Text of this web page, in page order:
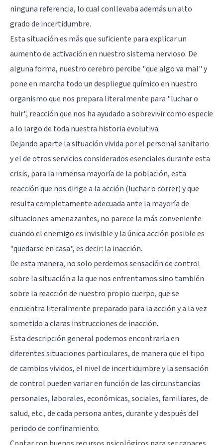
ninguna referencia, lo cual conllevaba además un alto
grado de incertidumbre.
Esta situación es más que suficiente para explicar un
aumento de activación en nuestro sistema nervioso. De
alguna forma, nuestro cerebro percibe "que algo va mal" y
pone en marcha todo un despliegue químico en nuestro
organismo que nos prepara literalmente para "luchar o
huir", reacción que nos ha ayudado a sobrevivir como especie
a lo largo de toda nuestra historia evolutiva.
Dejando aparte la situación vivida por el personal sanitario
y el de otros servicios considerados esenciales durante esta
crisis, para la inmensa mayoría de la población, esta
reacción que nos dirige a la acción (luchar o correr) y que
resulta completamente adecuada ante la mayoría de
situaciones amenazantes, no parece la más conveniente
cuando el enemigo es invisible y la única acción posible es
"quedarse en casa", es decir: la inacción.
De esta manera, no solo perdemos sensación de control
sobre la situación a la que nos enfrentamos sino también
sobre la reacción de nuestro propio cuerpo, que se
encuentra literalmente preparado para la acción y a la vez
sometido a claras instrucciones de inacción.
Esta descripción general podemos encontrarla en
diferentes situaciones particulares, de manera que el tipo
de cambios vividos, el nivel de incertidumbre y la sensación
de control pueden variar en función de las circunstancias
personales, laborales, económicas, sociales, familiares, de
salud, etc., de cada persona antes, durante y después del
periodo de confinamiento.